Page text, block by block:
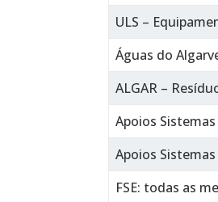
ULS –
Águas do
ALGAR –
Apoios
Apoios
FSE: todas as